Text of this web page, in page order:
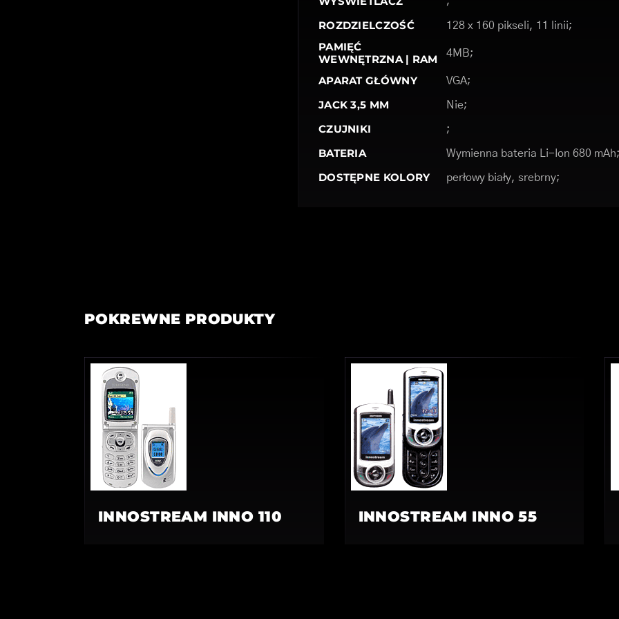
ROZDZIELCZOŚĆ 128 x 160 pikseli, 11 linii;
PAMIĘĆ
WEWNĘTRZNA | RAM
4MB;
APARAT GŁÓWNY VGA;
JACK 3,5 MM Nie;
CZUJNIKI ;
BATERIA Wymienna bateria Li-Ion 680
DOSTĘPNE KOLORY perłowy biały, srebrny;
POKREWNE PRODUKTY
INNOSTREAM INNO 110 INNOSTREAM INNO 55